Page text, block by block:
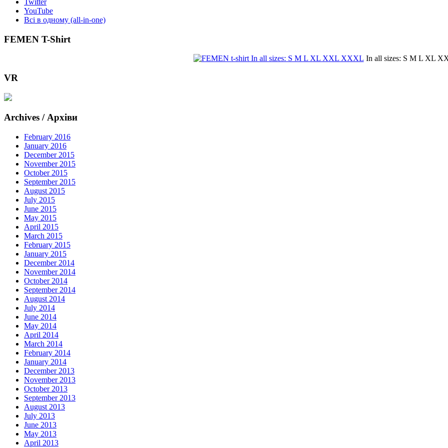
YouTube
Всі в одному (all-in-one)
FEMEN T-Shirt
In all sizes: S M L XL
VR
Archives / Архіви
February 2016
January 2016
December 2015
November 2015
October 2015
September 2015
August 2015
July 2015
June 2015
May 2015
April 2015
March 2015
February 2015
January 2015
December 2014
November 2014
October 2014
September 2014
August 2014
July 2014
June 2014
May 2014
April 2014
March 2014
February 2014
January 2014
December 2013
November 2013
October 2013
September 2013
August 2013
July 2013
June 2013
May 2013
April 2013